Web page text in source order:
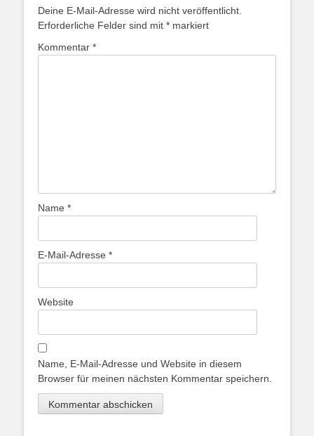
Deine E-Mail-Adresse wird nicht veröffentlicht.
Erforderliche Felder sind mit * markiert
Kommentar *
Name *
E-Mail-Adresse *
Website
Name, E-Mail-Adresse und Website in diesem
Browser für meinen nächsten Kommentar speichern.